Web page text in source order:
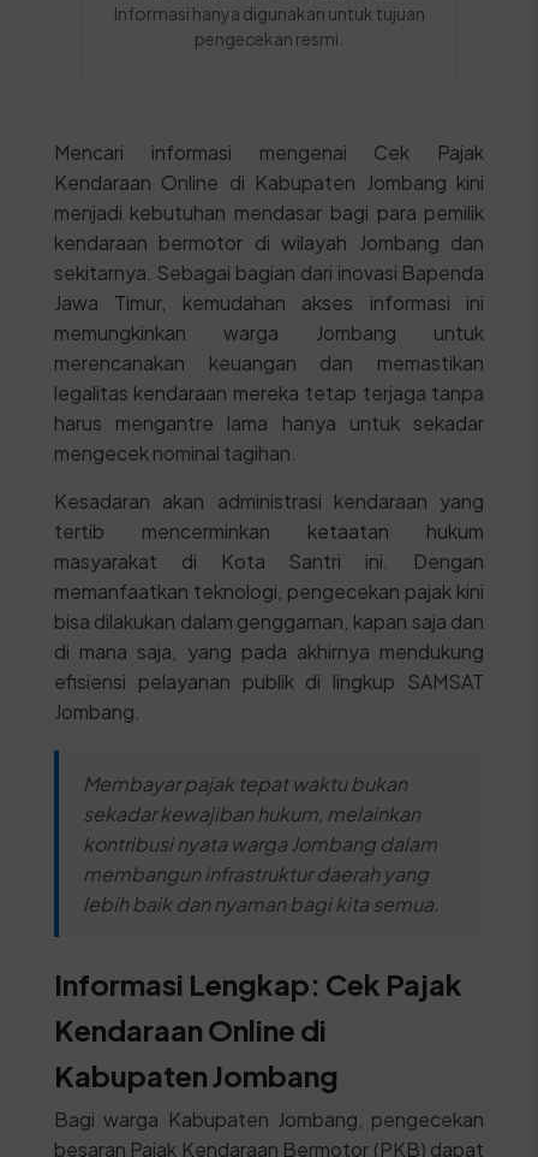
Informasi hanya digunakan untuk tujuan
pengecekan resmi.
Mencari informasi mengenai Cek Pajak
Kendaraan Online di Kabupaten Jombang kini
menjadi kebutuhan mendasar bagi para pemilik
kendaraan bermotor di wilayah Jombang dan
sekitarnya. Sebagai bagian dari inovasi Bapenda
Jawa Timur, kemudahan akses informasi ini
memungkinkan warga Jombang untuk
merencanakan keuangan dan memastikan
legalitas kendaraan mereka tetap terjaga tanpa
harus mengantre lama hanya untuk sekadar
mengecek nominal tagihan.
Kesadaran akan administrasi kendaraan yang
tertib mencerminkan ketaatan hukum
masyarakat di Kota Santri ini. Dengan
memanfaatkan teknologi, pengecekan pajak kini
bisa dilakukan dalam genggaman, kapan saja dan
di mana saja, yang pada akhirnya mendukung
efisiensi pelayanan publik di lingkup SAMSAT
Jombang.
Membayar pajak tepat waktu bukan
sekadar kewajiban hukum, melainkan
kontribusi nyata warga Jombang dalam
membangun infrastruktur daerah yang
lebih baik dan nyaman bagi kita semua.
Informasi Lengkap: Cek Pajak
Kendaraan Online di
Kabupaten Jombang
Bagi warga Kabupaten Jombang, pengecekan
besaran Pajak Kendaraan Bermotor (PKB) dapat